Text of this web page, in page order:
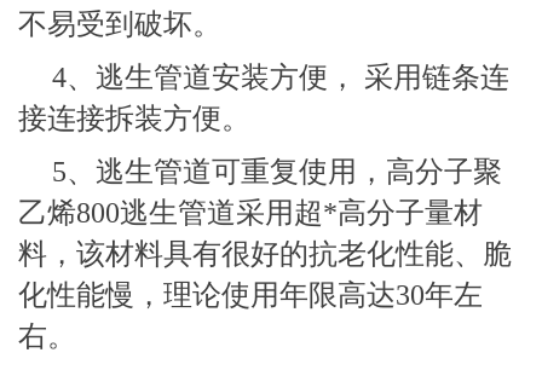
不易受到破坏。
4、逃生管道安装方便， 采用链条连
接连接拆装方便。
5、逃生管道可重复使用，高分子聚
乙烯800逃生管道采用超*高分子量材
料，该材料具有很好的抗老化性能、脆
化性能慢，理论使用年限高达30年左
右。